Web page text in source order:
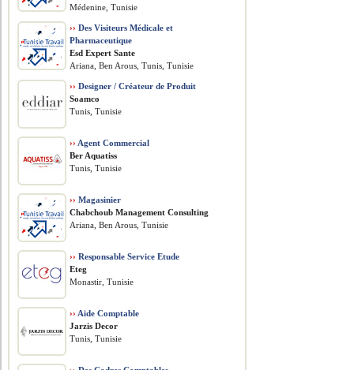
Médenine, Tunisie
›› Des Visiteurs Médicale et
Pharmaceutique
Esd Expert Sante
Ariana, Ben Arous, Tunis, Tunisie
›› Designer / Créateur de Produit
Soamco
Tunis, Tunisie
›› Agent Commercial
Ber Aquatiss
Tunis, Tunisie
›› Magasinier
Chabchoub Management Consulting
Ariana, Ben Arous, Tunisie
›› Responsable Service Etude
Eteg
Monastir, Tunisie
›› Aide Comptable
Jarzis Decor
Tunis, Tunisie